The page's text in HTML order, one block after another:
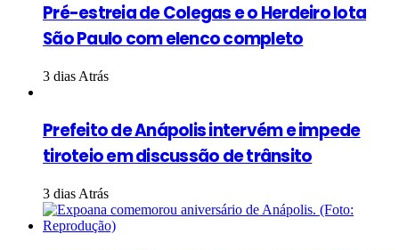
Pré-estreia de Colegas e o Herdeiro lota
São Paulo com elenco completo
3 dias Atrás
Prefeito de Anápolis intervém e impede
tiroteio em discussão de trânsito
3 dias Atrás